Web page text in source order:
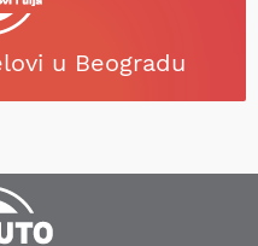
u Beogradu